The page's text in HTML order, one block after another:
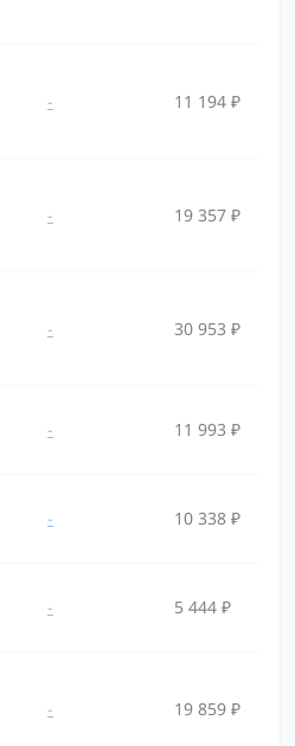
- 11 194 ₽
- 19 357 ₽
- 30 953 ₽
- 11 993 ₽
- 10 338 ₽
- 5 444 ₽
- 19 859 ₽